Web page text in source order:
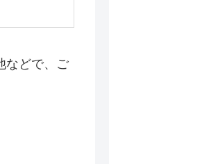
などで、ご